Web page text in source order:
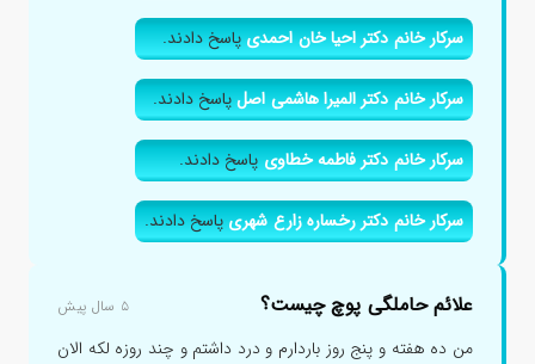
سرکار خانم دکتر احیا خان احمدیپاسخ دادند.
سرکار خانم دکتر المیرا هاشمی اصلپاسخ دادند.
سرکار خانم دکتر فاطمه خطاویپاسخ دادند.
سرکار خانم دکتر رخساره زارع شهریپاسخ دادند.
علائم حاملگی پوچ چیست؟ ۵ سال پیش
من ده هفته و پنج روز باردارم و درد داشتم و چند روزه لکه الان